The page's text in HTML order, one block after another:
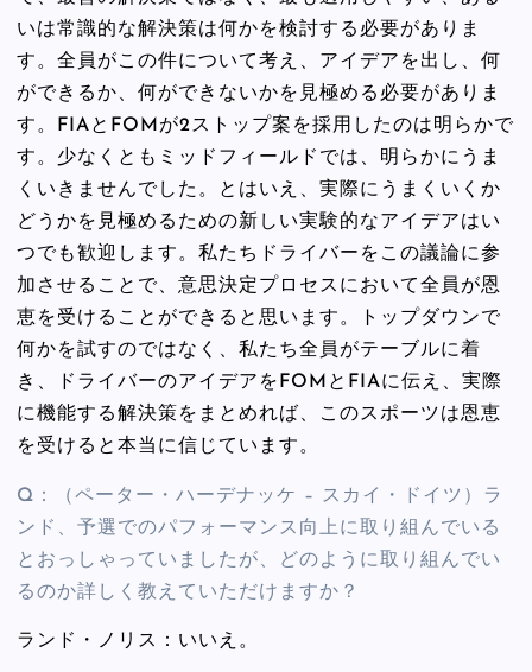
いは常識的な解決策は何かを検討する必要がありま
す。全員がこの件について考え、アイデアを出し、何
ができるか、何ができないかを見極める必要がありま
す。FIAとFOMが2ストップ案を採用したのは明らかで
す。少なくともミッドフィールドでは、明らかにうま
くいきませんでした。とはいえ、実際にうまくいくか
どうかを見極めるための新しい実験的なアイデアはい
つでも歓迎します。私たちドライバーをこの議論に参
加させることで、意思決定プロセスにおいて全員が恩
恵を受けることができると思います。トップダウンで
何かを試すのではなく、私たち全員がテーブルに着
き、ドライバーのアイデアをFOMとFIAに伝え、実際
に機能する解決策をまとめれば、このスポーツは恩恵
を受けると本当に信じています。
Q：（ペーター・ハーデナッケ – スカイ・ドイツ）ラ
ンド、予選でのパフォーマンス向上に取り組んでいる
とおっしゃっていましたが、どのように取り組んでい
るのか詳しく教えていただけますか？
ランド・ノリス：いいえ。